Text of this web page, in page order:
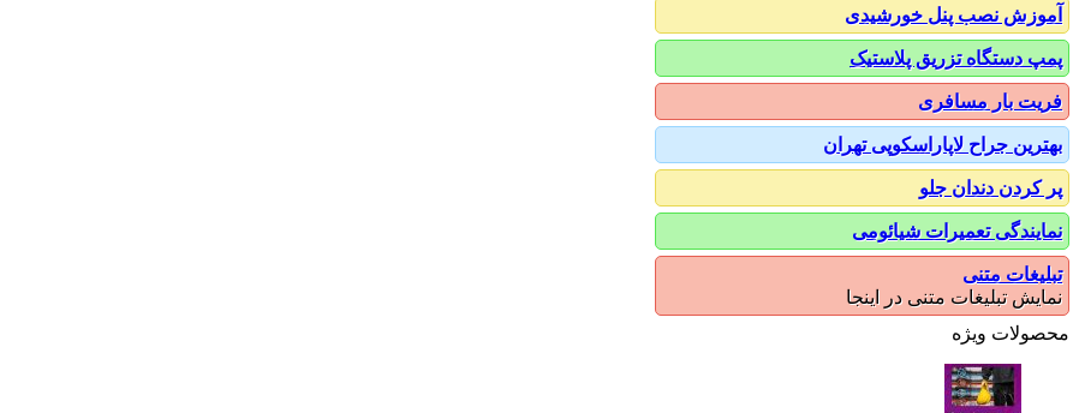
آموزش نصب پنل خورشیدی
پمپ دستگاه تزریق پلاستیک
فریت بار مسافری
بهترین جراح لاپاراسکوپی تهران
پر کردن دندان جلو
نمایندگی تعمیرات شیائومی
تبلیغات متنی
نمایش تبلیغات متنی در اینجا
محصولات ویژه